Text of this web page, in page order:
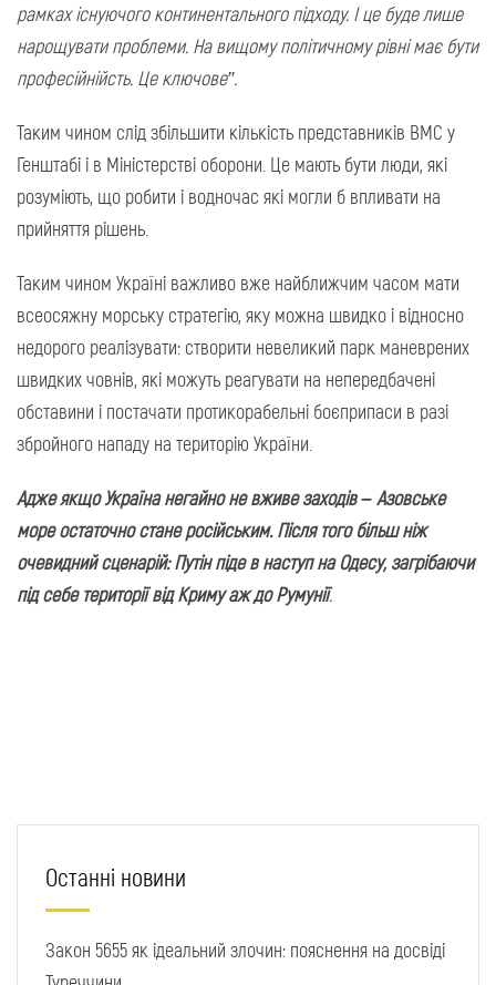
рамках існуючого континентального підходу. І це буде лише
нарощувати проблеми. На вищому політичному рівні має бути
професійнійсть. Це ключове”.
Таким чином слід збільшити кількість представників ВМС у
Генштабі і в Міністерстві оборони. Це мають бути люди, які
розуміють, що робити і водночас які могли б впливати на
прийняття рішень.
Таким чином Україні важливо вже найближчим часом мати
всеосяжну морську стратегію, яку можна швидко і відносно
недорого реалізувати: створити невеликий парк маневрених
швидких човнів, які можуть реагувати на непередбачені
обставини і постачати протикорабельні боєприпаси в разі
збройного нападу на територію України.
Адже якщо Україна негайно не вживе заходів – Азовське
море остаточно стане російським. Після того більш ніж
очевидний сценарій: Путін піде в наступ на Одесу, загрібаючи
під себе території від Криму аж до Румунії.
Останні новини
Закон 5655 як ідеальний злочин: пояснення на досвіді